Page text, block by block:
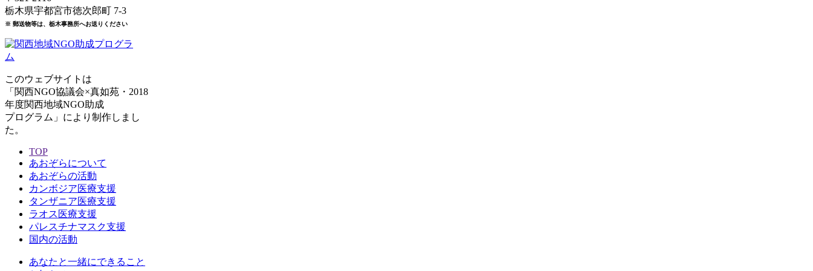
栃木県宇都宮市徳次郎町 7-3
※ 郵送物等は、栃木事務所へお送りください
このウェブサイトは
「関西NGO協議会×真如苑・2018
年度関西地域NGO助成
プログラム」により制作しまし
た。
TOP
あおぞらについて
あおぞらの活動
カンボジア医療支援
タンザニア医療支援
ラオス医療支援
パレスチナマスク支援
国内の活動
あなたと一緒にできること